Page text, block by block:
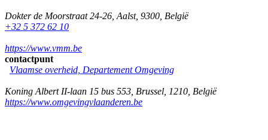
Dokter de Moorstraat 24-26 Aalst, 9300 België
+32 5 372 62 10
https://www.vmm.be
contactpunt
Vlaamse overheid, Departement Omgeving
Koning Albert II-laan 15 bus 553 Brussel 1210 België
https://www.omgevingvlaanderen.be